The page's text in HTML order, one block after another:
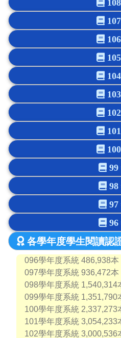
99
98
97
96
各學年度學生閱讀認
096學年度系統 486,938本
097學年度系統 936,472本
098學年度系統 1,540,314
099學年度系統 1,351,790
100學年度系統 2,337,273
101學年度系統 3,054,233
102學年度系統 3,000,536